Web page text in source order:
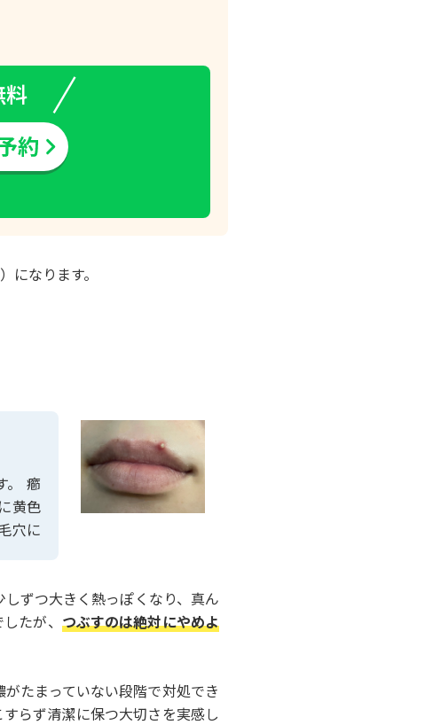
料
になります。
。 癤
黄色
穴に
ずつ大きく熱っぽくなり、真ん
たが、 つぶすのは絶対にやめよ
たまっていない段階で対処でき
らず清潔に保つ大切さを実感し